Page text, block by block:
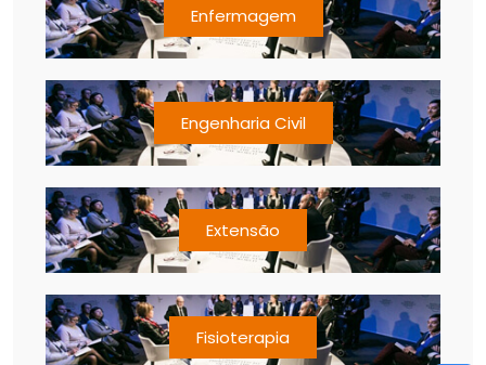
Enfermagem
Engenharia Civil
Extensão
Fisioterapia